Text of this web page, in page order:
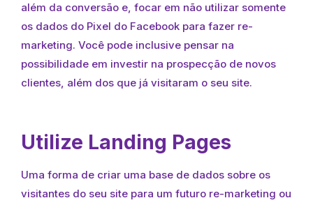
além da conversão e, focar em não utilizar somente
os dados do Pixel do Facebook para fazer re-
marketing. Você pode inclusive pensar na
possibilidade em investir na prospecção de novos
clientes, além dos que já visitaram o seu site.
Utilize Landing Pages
Uma forma de criar uma base de dados sobre os
visitantes do seu site para um futuro re-marketing ou